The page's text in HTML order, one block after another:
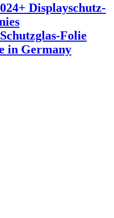
Displayschutz-
Folie
in Germany